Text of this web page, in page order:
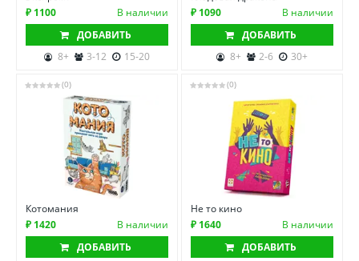
₽ 1100
В наличии
ДОБАВИТЬ
8+
3-12 15-20
₽ 1090
В наличии
ДОБАВИТЬ
8+
2-6 30+
(0)
Котомания
₽ 1420
В наличии
ДОБАВИТЬ
(0)
Не то кино
₽ 1640
В наличии
ДОБАВИТЬ